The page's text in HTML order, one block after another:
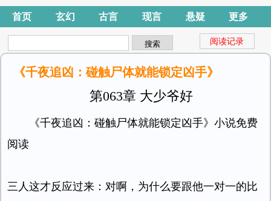
首页 玄幻 古言 现言 悬疑 更多
阅读记录
《千夜追凶：碰触尸体就能锁定凶手》
第063章 大少爷好
《千夜追凶：碰触尸体就能锁定凶手》小说免费
阅读
三人这才反应过来：对啊，为什么要跟他一对一的比